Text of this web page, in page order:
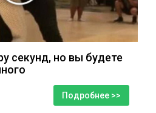
секунд, но вы будете
Подробнее >>